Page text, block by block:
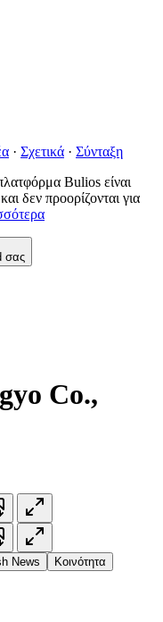
· Σχετικά · Σύνταξη
Bulios είναι
δεν προορίζονται για
σας
Co.,
News Κοινότητα